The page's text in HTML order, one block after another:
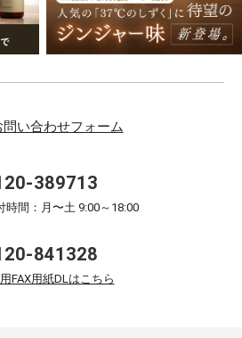
問い合わせフォーム
389713
時間：月〜土 9:00～18:00
841328
FAX用紙DLはこちら